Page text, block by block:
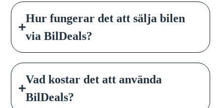
Hur fungerar det att sälja bilen
via BilDeals?
Vad kostar det att använda
BilDeals?